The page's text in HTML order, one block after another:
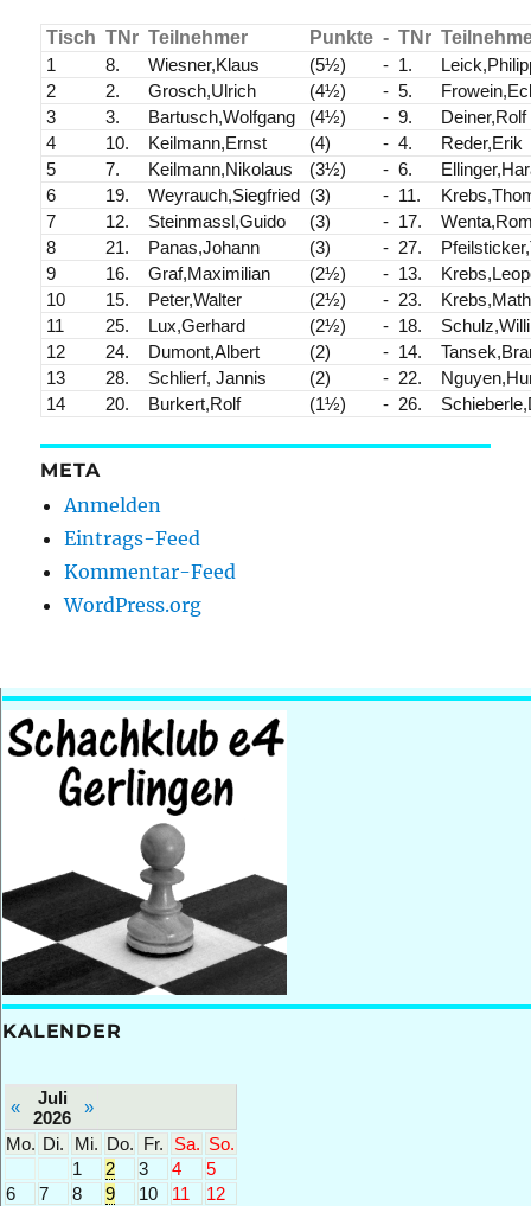
Tisch TNr Teilnehmer Punkte - TNr
1
8. Wiesner,Klaus (5½) - 1.
2
2. Grosch,Ulrich (4½) - 5.
3
3. Bartusch,Wolfgang (4½) - 9.
Deiner,Rolf
4
10. Keilmann,Ernst (4) - 4.
Reder,Erik
5
7. Keilmann,Nikolaus (3½) - 6.
6
19. Weyrauch,Siegfried (3) - 11.
7
12. Steinmassl,Guido (3) - 17.
8
21. Panas,Johann (3) - 27.
9
16. Graf,Maximilian (2½) - 13.
10
15. Peter,Walter (2½) - 23.
11
25. Lux,Gerhard (2½) - 18.
Schulz,Willi
12
24. Dumont,Albert (2) - 14.
13
28. Schlierf, Jannis (2) - 22.
14
20. Burkert,Rolf (1½) - 26.
META
Anmelden
Eintrags-Feed
Kommentar-Feed
WordPress.org
KALENDER
«
Juli
2026
»
Mo. Di. Mi. Do. Fr. Sa. So.
1
2 3 4
5
6
7 8 9 10 11
12